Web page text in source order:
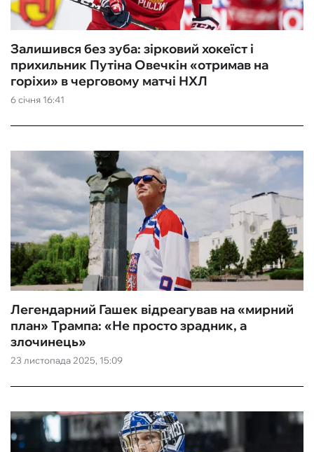
6 січня 16:41
Залишився без зуба: зірковий хокеїст і
прихильник Путіна Овечкін «отримав на
горіхи» в черговому матчі НХЛ
23 листопада 2025, 15:09
Легендарний Гашек відреагував на «‎мирний
план» Трампа: «Не просто зрадник, а
злочинець‎»